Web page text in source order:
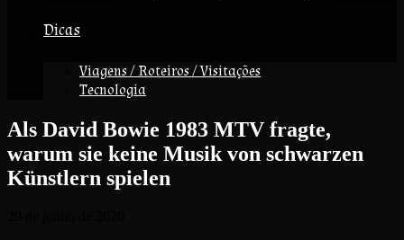
Dicas
Viagens / Roteiros / Visitações
Tecnologia
Als David Bowie 1983 MTV fragte,
warum sie keine Musik von schwarzen
Künstlern spielen